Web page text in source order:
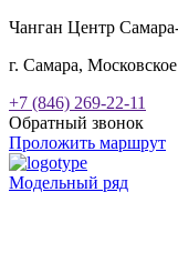
Чанган Центр
г. Самара,
+7 (846) 269-22-11
Обратный звонок
Проложить маршрут
Модельный ряд